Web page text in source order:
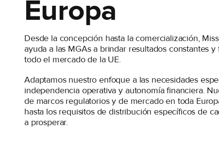
Europa
Desde la concepción hasta la comercialización,
ayuda a las MGAs a brindar resultados constantes
todo el mercado de la UE.
Adaptamos nuestro enfoque a las necesidades
independencia operativa y autonomía financiera.
de marcos regulatorios y de mercado en toda
hasta los requisitos de distribución específicos de
a prosperar.